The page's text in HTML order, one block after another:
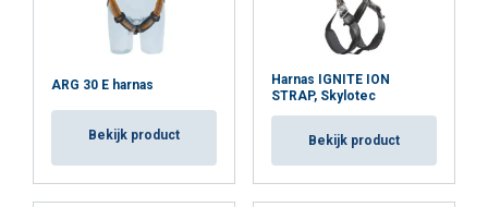
ARG 30 E harnas
Bekijk product
Harnas IGNITE ION
STRAP, Skylotec
Bekijk product